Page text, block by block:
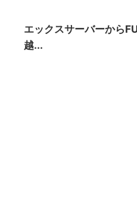
エックスサーバーから
越...